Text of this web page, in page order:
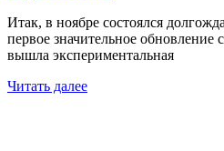
Итак, в ноябре состоялся
первое значительное обновление
вышла экспериментальная
Читать далее